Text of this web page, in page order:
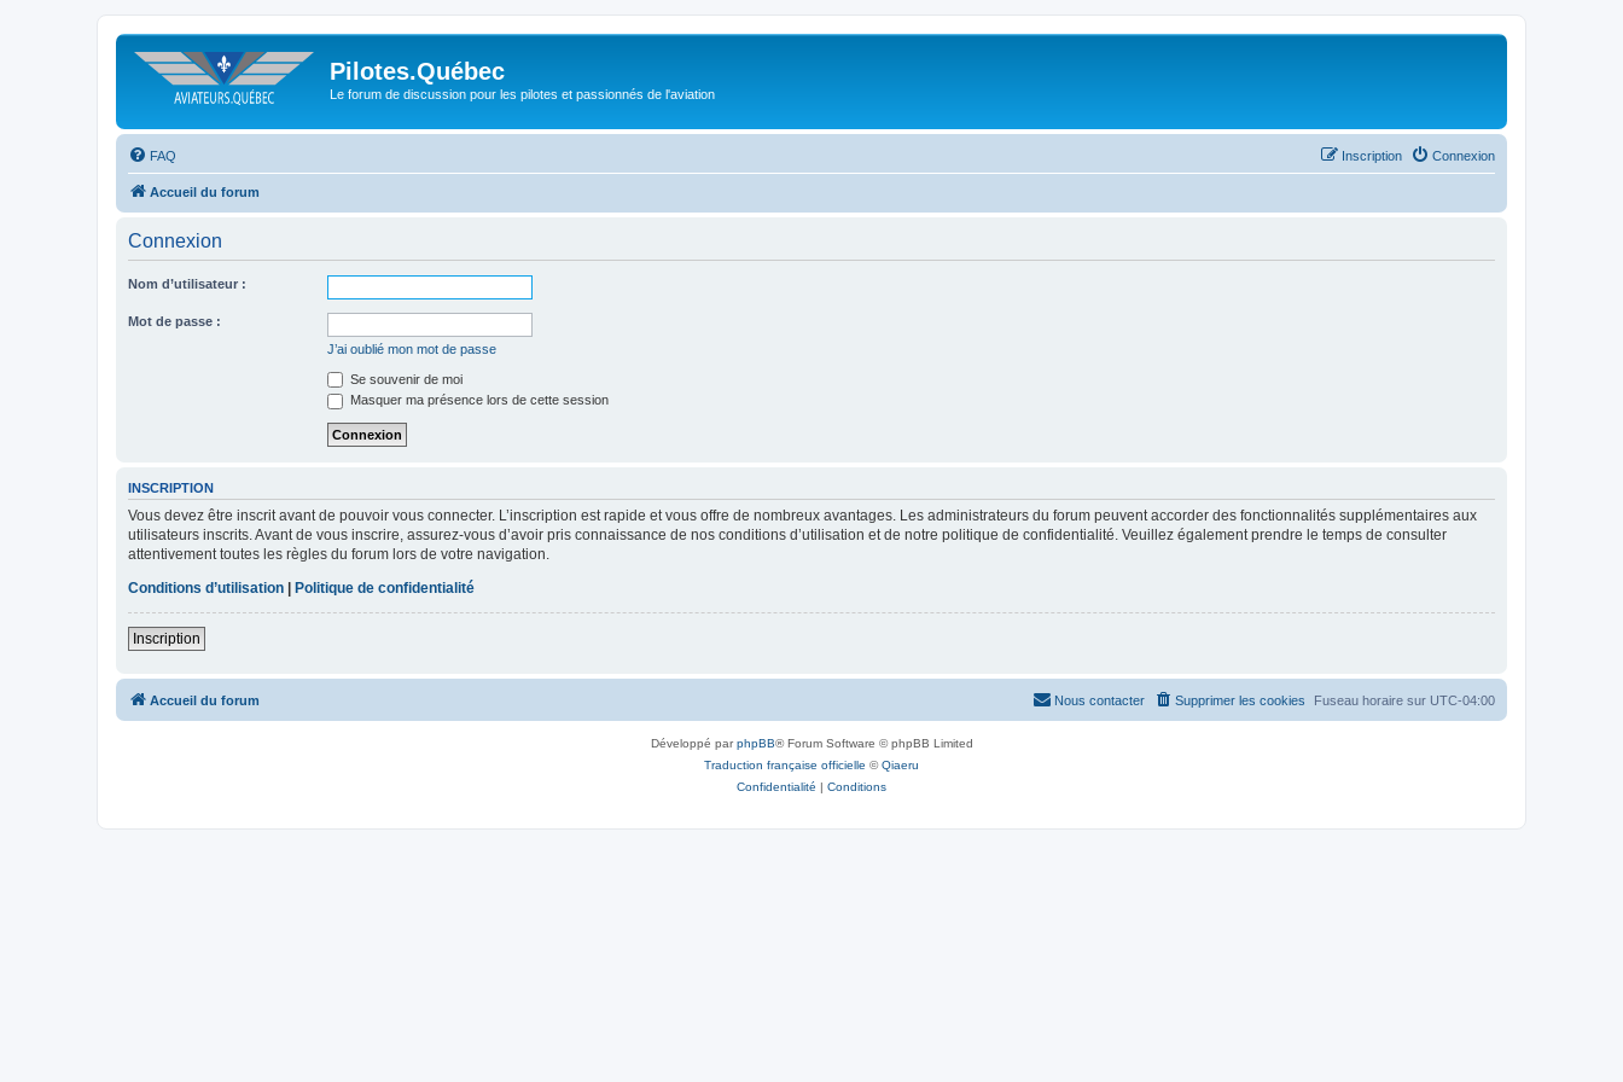
Pilotes.Québec
Le forum de discussion pour les pilotes et passionnés de l'aviation
FAQ Connexion
Inscription
Accueil du forum
Connexion
Nom d’utilisateur :
Mot de passe :
J’ai oublié mon mot de passe
Se souvenir de moi
Masquer ma présence lors de cette session
INSCRIPTION
Vous devez être inscrit avant de pouvoir vous connecter. L’inscription est rapide et vous offre de nombreux avantages. Les administrateurs du forum peuvent accorder des fonctionnalités supplémentaires aux
utilisateurs inscrits. Avant de vous inscrire, assurez-vous d’avoir pris connaissance de nos conditions d’utilisation et de notre politique de confidentialité. Veuillez également prendre le temps de consulter
attentivement toutes les règles du forum lors de votre navigation.
Conditions d’utilisation
Politique de confidentialité
Inscription
Accueil du forum Fuseau horaire sur UTC-04:00
Supprimer les cookies
Nous contacter
Développé parphpBB® Forum Software © phpBB Limited
Traduction française officielle ©Qiaeru
Confidentialité | Conditions